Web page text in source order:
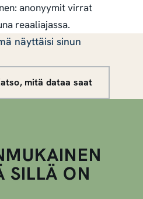
anonyymit virrat
reaaliajassa.
näyttäisi sinun
mitä dataa saat
SILLÄ ON